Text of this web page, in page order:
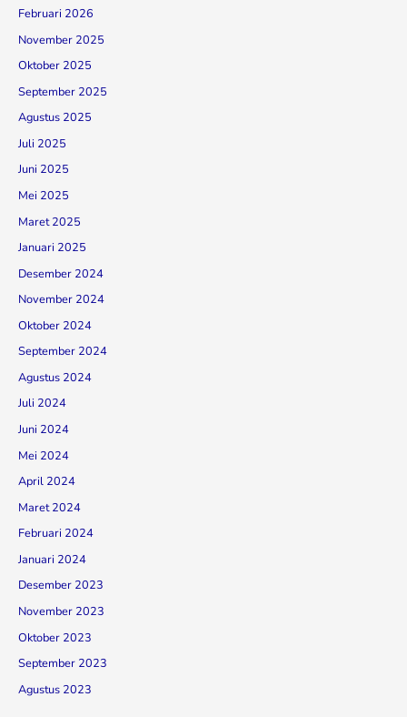
Februari 2026
November 2025
Oktober 2025
September 2025
Agustus 2025
Juli 2025
Juni 2025
Mei 2025
Maret 2025
Januari 2025
Desember 2024
November 2024
Oktober 2024
September 2024
Agustus 2024
Juli 2024
Juni 2024
Mei 2024
April 2024
Maret 2024
Februari 2024
Januari 2024
Desember 2023
November 2023
Oktober 2023
September 2023
Agustus 2023